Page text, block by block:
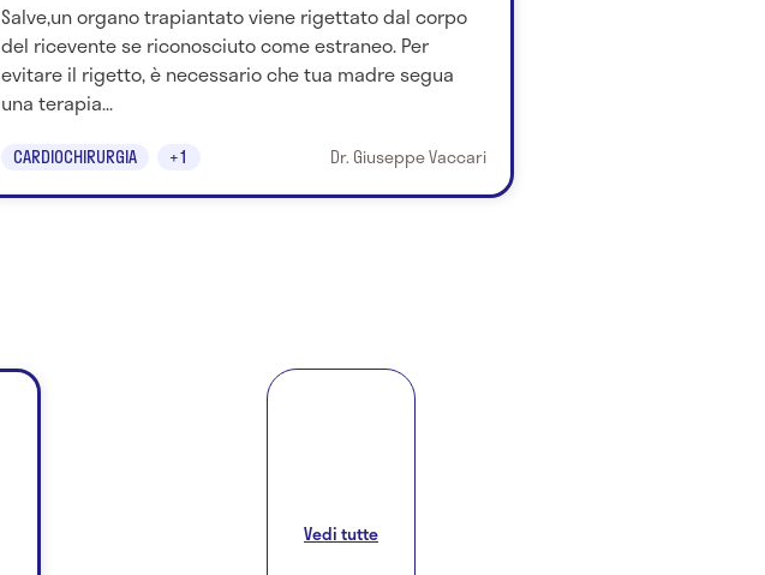
Salve,un organo trapiantato viene rigettato dal corpo
del ricevente se riconosciuto come estraneo. Per
evitare il rigetto, è necessario che tua madre segua
una terapia...
CARDIOCHIRURGIA +1 Dr. Giuseppe Vaccari
Vedi tutte